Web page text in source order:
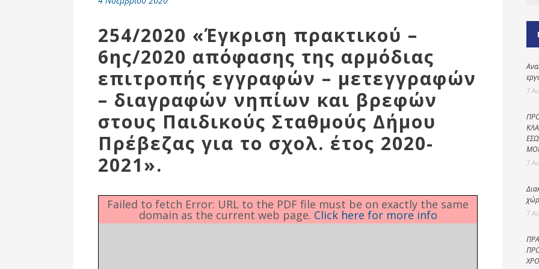
Δημοτικές
Ενότητες
Γραφείο εσόδων
Παιδικοί σταθμοί
Αθλητικές
Υποδομές
254/2020 «Έγκριση πρακτικού –
6ης/2020 απόφασης της αρμόδιας
επιτροπής εγγραφών – μετεγγραφών
– διαγραφών νηπίων και βρεφών
στους Παιδικούς Σταθμούς Δήμου
Πρέβεζας για το σχολ. έτος 2020-
2021».
Failed to fetch Error: URL to the PDF file must be on exactly the same
domain as the current web page. Click here for more info
7
7
7